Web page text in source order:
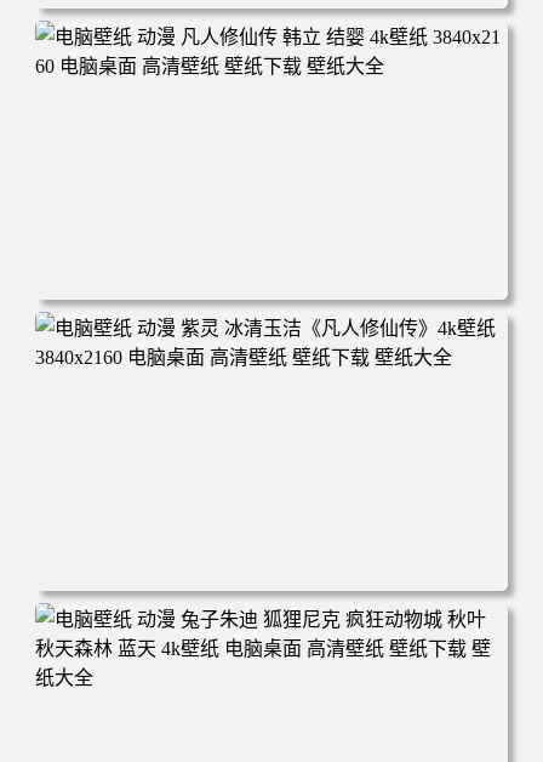
电脑壁纸 动漫角色 卡通场景 夏日休闲 夏日壁纸 治愈系 童
年回忆 荷塘荷叶 蜡笔小新 电脑桌面 高清壁纸 壁纸下载 壁
电脑壁纸 动漫 凡人修仙传 韩立 结婴 4k壁纸 3840x2160 电
脑桌面 高清壁纸 壁纸下载 壁纸大全
电脑壁纸 动漫 紫灵 冰清玉洁《凡人修仙传》4k壁纸 3840x2
160 电脑桌面 高清壁纸 壁纸下载 壁纸大全